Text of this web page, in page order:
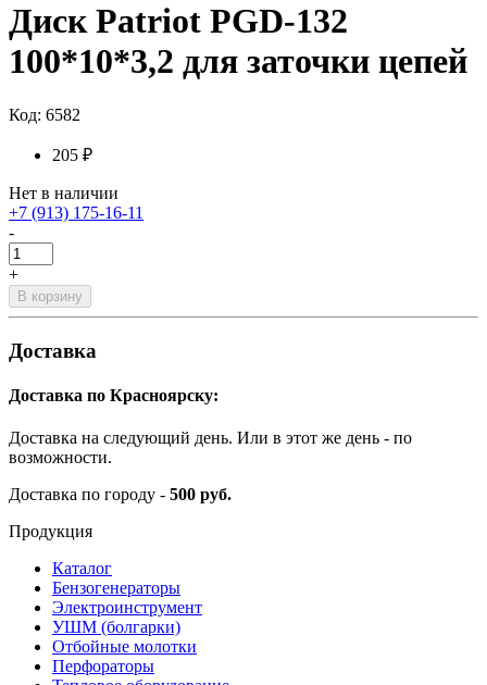
Диск Patriot PGD-132
100*10*3,2 для заточки цепей
Код: 6582
205 ₽
Нет в наличии
+7 (913) 175-16-11
-
+
В корзину
Доставка
Доставка по Красноярску:
Доставка на следующий день. Или в этот же день - по
возможности.
Доставка по городу - 500 руб.
Продукция
Каталог
Бензогенераторы
Электроинструмент
УШМ (болгарки)
Отбойные молотки
Перфораторы